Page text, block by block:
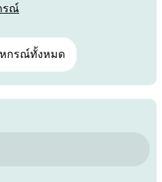
รณ์
กรณ์ทั้งหมด